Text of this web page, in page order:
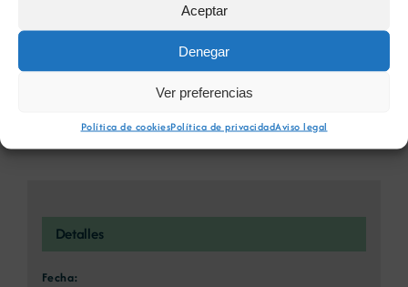
Aceptar
Denegar
Ver preferencias
Política de cookiesPolítica de privacidadAviso legal
Jornada de Presentación de
Documentos Iniciales del Ciclo de
Planificación Hidrológica 2028-2033
mercados financieros
en un momento
Detalles
Fecha: